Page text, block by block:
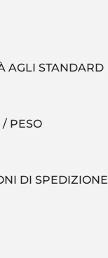
AGLI STANDARD
PESO
DI SPEDIZIONE